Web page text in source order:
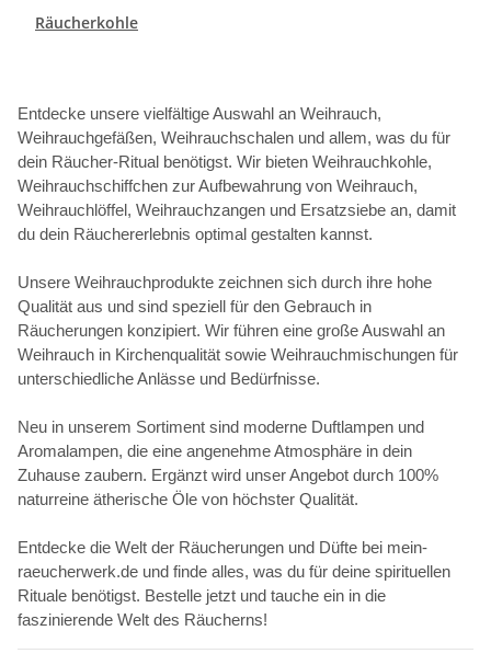
Räucherkohle
Entdecke unsere vielfältige Auswahl an Weihrauch,
Weihrauchgefäßen, Weihrauchschalen und allem, was du für
dein Räucher-Ritual benötigst. Wir bieten Weihrauchkohle,
Weihrauchschiffchen zur Aufbewahrung von Weihrauch,
Weihrauchlöffel, Weihrauchzangen und Ersatzsiebe an, damit
du dein Räuchererlebnis optimal gestalten kannst.
Unsere Weihrauchprodukte zeichnen sich durch ihre hohe
Qualität aus und sind speziell für den Gebrauch in
Räucherungen konzipiert. Wir führen eine große Auswahl an
Weihrauch in Kirchenqualität sowie Weihrauchmischungen für
unterschiedliche Anlässe und Bedürfnisse.
Neu in unserem Sortiment sind moderne Duftlampen und
Aromalampen, die eine angenehme Atmosphäre in dein
Zuhause zaubern. Ergänzt wird unser Angebot durch 100%
naturreine ätherische Öle von höchster Qualität.
Entdecke die Welt der Räucherungen und Düfte bei mein-
raeucherwerk.de und finde alles, was du für deine spirituellen
Rituale benötigst. Bestelle jetzt und tauche ein in die
faszinierende Welt des Räucherns!